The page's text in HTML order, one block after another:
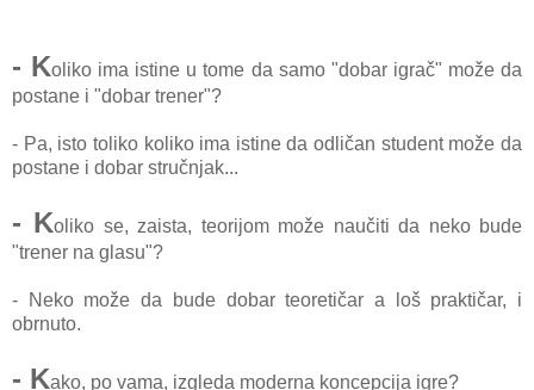
- Koliko ima istine u tome da samo "dobar igrač" može da
postane i "dobar trener"?
- Pa, isto toliko koliko ima istine da odličan student može da
postane i dobar stručnjak...
- Koliko se, zaista, teorijom može naučiti da neko bude
"trener na glasu"?
- Neko može da bude dobar teoretičar a loš praktičar, i
obrnuto.
- Kako, po vama, izgleda moderna koncepcija igre?